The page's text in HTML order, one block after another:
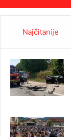
Najčitanije